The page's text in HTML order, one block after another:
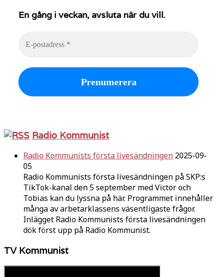
En gång i veckan, avsluta när du vill.
Radio Kommunist
Radio Kommunists första livesändningen 2025-09-
05
Radio Kommunists första livesändningen på SKP:s
TikTok-kanal den 5 september med Victor och
Tobias kan du lyssna på här. Programmet innehåller
många av arbetarklassens väsentligaste frågor.
Inlägget Radio Kommunists första livesändningen
dök först upp på Radio Kommunist.
TV Kommunist